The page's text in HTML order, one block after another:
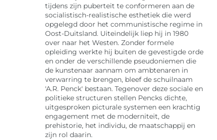
tijdens zijn puberteit te conformeren aan de
socialistisch-realistische esthetiek die werd
opgelegd door het communistische regime in
Oost-Duitsland. Uiteindelijk liep hij in 1980
over naar het Westen. Zonder formele
opleiding werkte hij buiten de gevestigde orde
en onder de verschillende pseudoniemen die
de kunstenaar aannam om ambtenaren in
verwarring te brengen, bleef de schuilnaam
'A.R. Penck' bestaan. Tegenover deze sociale en
politieke structuren stellen Pencks dichte,
uitgesproken picturale systemen een krachtig
engagement met de moderniteit, de
prehistorie, het individu, de maatschappij en
zijn rol daarin.